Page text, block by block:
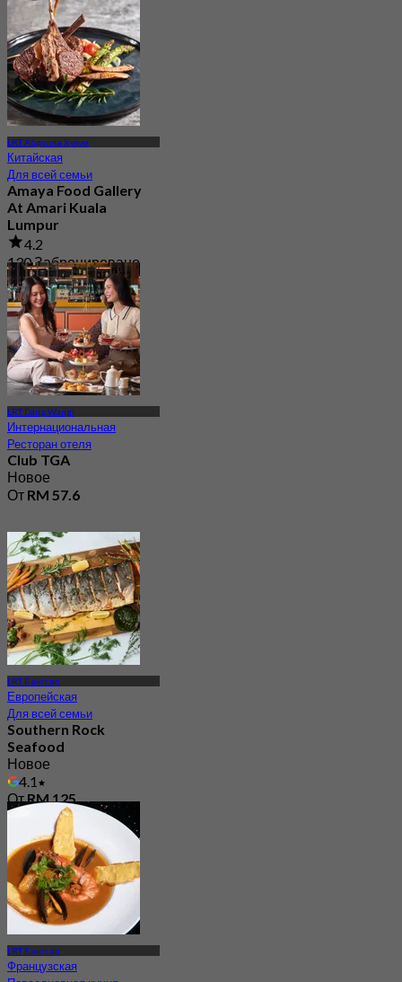
LRT Абдулла Хукум
Китайская
Для всей семьи
Amaya Food Gallery
At Amari Kuala
Lumpur
4.2
130 Забронировано
ОтRM 46.33
LRT Dang Wangi
Интернациональная
Ресторан отеля
Club TGA
Новое
От RM 57.6
LRT Бангсар
Европейская
Для всей семьи
Southern Rock
Seafood
Новое
4.1
ОтRM 125
LRT Бангсар
Французская